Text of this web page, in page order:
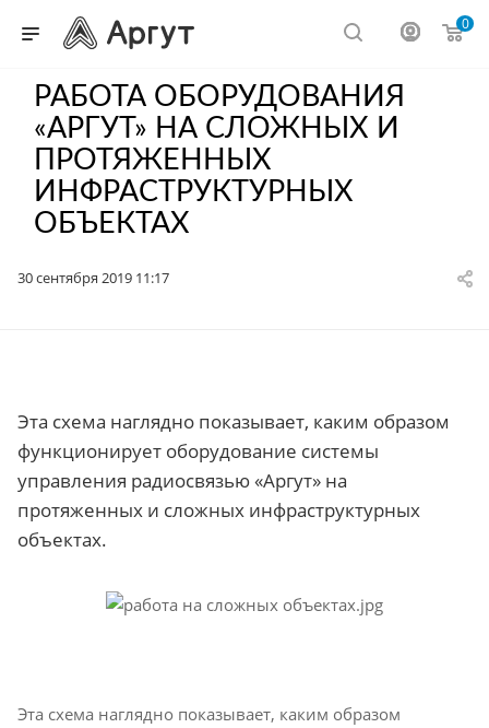
0
РАБОТА ОБОРУДОВАНИЯ
«АРГУТ» НА СЛОЖНЫХ И
ПРОТЯЖЕННЫХ
ИНФРАСТРУКТУРНЫХ
ОБЪЕКТАХ
30 сентября 2019 11:17
Эта схема наглядно показывает, каким образом
функционирует оборудование системы
управления радиосвязью «Аргут» на
протяженных и сложных инфраструктурных
объектах.
Эта схема наглядно показывает, каким образом